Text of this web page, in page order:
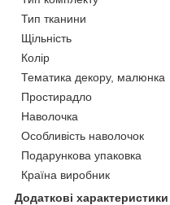
Тип тканини
Щільність
Колір
Тематика декору, малюнка
Простирадло
Наволочка
Особливість наволочок
Подарункова упаковка
Країна виробник
Додаткові характеристики